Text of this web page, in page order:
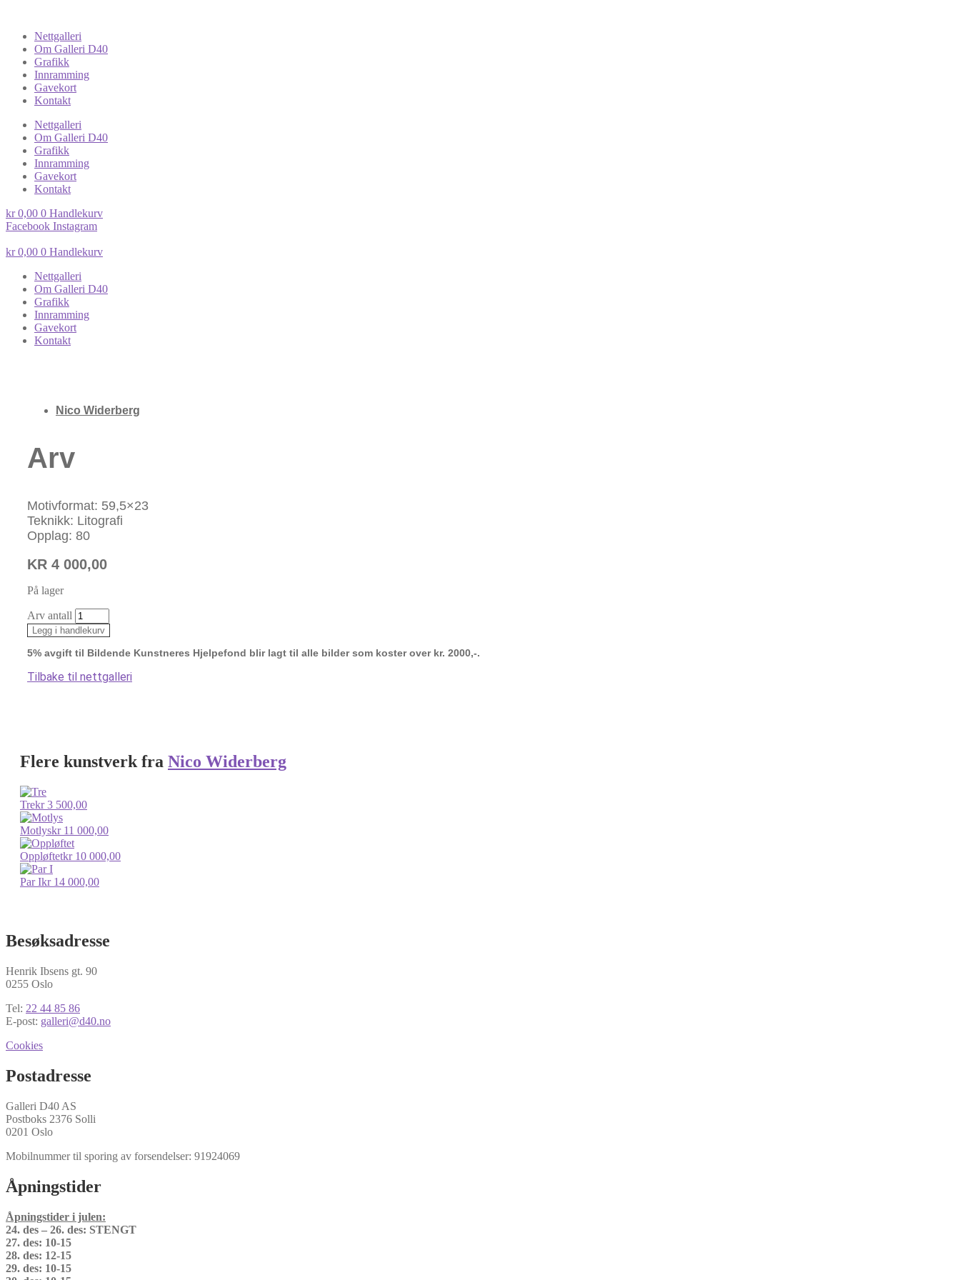
Nettgalleri
Om Galleri D40
Grafikk
Innramming
Gavekort
Kontakt
Nettgalleri
Om Galleri D40
Grafikk
Innramming
Gavekort
Kontakt
kr0,00 0 Handlekurv
Facebook Instagram
kr0,00 0 Handlekurv
Nettgalleri
Om Galleri D40
Grafikk
Innramming
Gavekort
Kontakt
Nico Widerberg
Arv
Motivformat: 59,5×23
Teknikk: Litografi
Opplag: 80
KR 4 000,00
På lager
Arv antall
Legg i handlekurv
5% avgift til Bildende Kunstneres Hjelpefond blir lagt til alle bilder som koster over kr. 2000,-.
Tilbake til nettgalleri
Flere kunstverk fra Nico Widerberg
Trekr3 500,00
Motlyskr11 000,00
Oppløftetkr10 000,00
Par Ikr14 000,00
Besøksadresse
Henrik Ibsens gt. 90
0255 Oslo
Tel: 22 44 85 86
E-post: galleri@d40.no
Cookies
Postadresse
Galleri D40 AS
Postboks 2376 Solli
0201 Oslo
Mobilnummer til sporing av forsendelser: 91924069
Åpningstider
Åpningstider i julen:
24. des – 26. des: STENGT
27. des: 10-15
28. des: 12-15
29. des: 10-15